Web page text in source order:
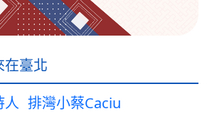
在臺北
人 排灣小蔡Caciu